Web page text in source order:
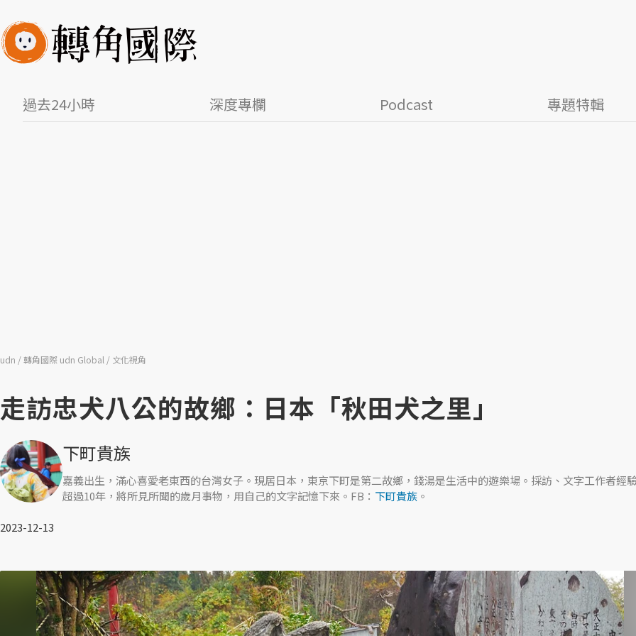
過去24小時 深度專欄 Podcast 專題特輯
udn 轉角國際 udn Global 文化視角
走訪忠犬八公的故鄉：日本「秋田犬之里」
下町貴族
嘉義出生，滿心喜愛老東西的台灣女子。現居日本，東京下町是第二故鄉，錢湯是生活中的遊樂場。採訪、文字工作者經
超過10年，將所見所聞的歲月事物，用自己的文字記憶下來。FB： 下町貴族 。
2023-12-13